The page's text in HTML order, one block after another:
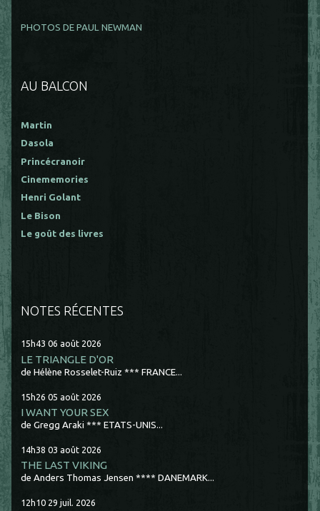
PHOTOS DE PAUL NEWMAN
AU BALCON
Martin
Dasola
Princécranoir
Cinememories
Henri Golant
Le Bison
Le goût des livres
NOTES RÉCENTES
15h43 06 août 2026
LE TRIANGLE D'OR
de Hélène Rosselet-Ruiz *** FRANCE...
15h26 05 août 2026
I WANT YOUR SEX
de Gregg Araki *** ETATS-UNIS...
14h38 03 août 2026
THE LAST VIKING
de Anders Thomas Jensen **** DANEMARK...
12h10 29 juil. 2026